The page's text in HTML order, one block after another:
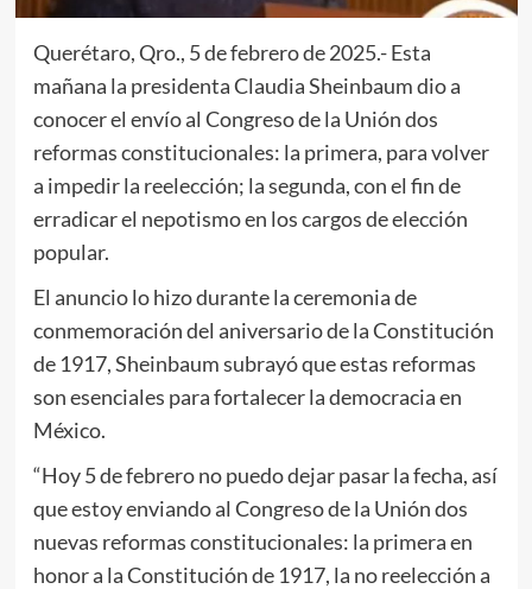
Querétaro, Qro., 5 de febrero de 2025.- Esta
mañana la presidenta Claudia Sheinbaum dio a
conocer el envío al Congreso de la Unión dos
reformas constitucionales: la primera, para volver
a impedir la reelección; la segunda, con el fin de
erradicar el nepotismo en los cargos de elección
popular.
El anuncio lo hizo durante la ceremonia de
conmemoración del aniversario de la Constitución
de 1917, Sheinbaum subrayó que estas reformas
son esenciales para fortalecer la democracia en
México.
“Hoy 5 de febrero no puedo dejar pasar la fecha, así
que estoy enviando al Congreso de la Unión dos
nuevas reformas constitucionales: la primera en
honor a la Constitución de 1917, la no reelección a